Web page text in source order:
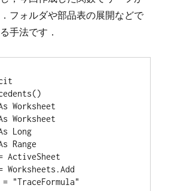
フォルダや部品表の展開などで
手法です．